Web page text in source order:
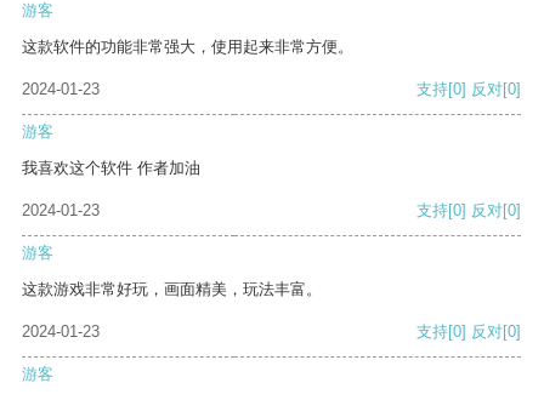
游客
这款软件的功能非常强大，使用起来非常方便。
2024-01-23 支持[0] 反对[0]
游客
我喜欢这个软件 作者加油
2024-01-23 支持[0] 反对[0]
游客
这款游戏非常好玩，画面精美，玩法丰富。
2024-01-23 支持[0] 反对[0]
游客